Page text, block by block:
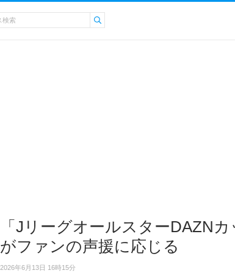
「JリーグオールスターDAZN
がファンの声援に応じる
2026年6月13日 16時15分